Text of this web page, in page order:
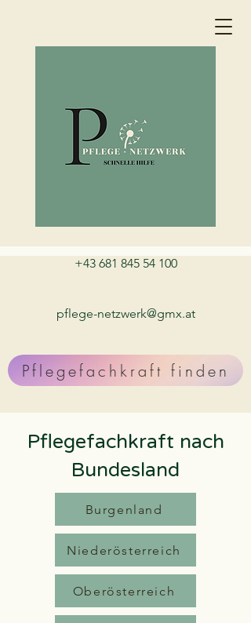
pflege-netzwerk@gmx.at
Pflegefachkraft finden
+43 681 845 54 100
Pflegefachkraft nach
Bundesland
Burgenland
Niederösterreich
Oberösterreich